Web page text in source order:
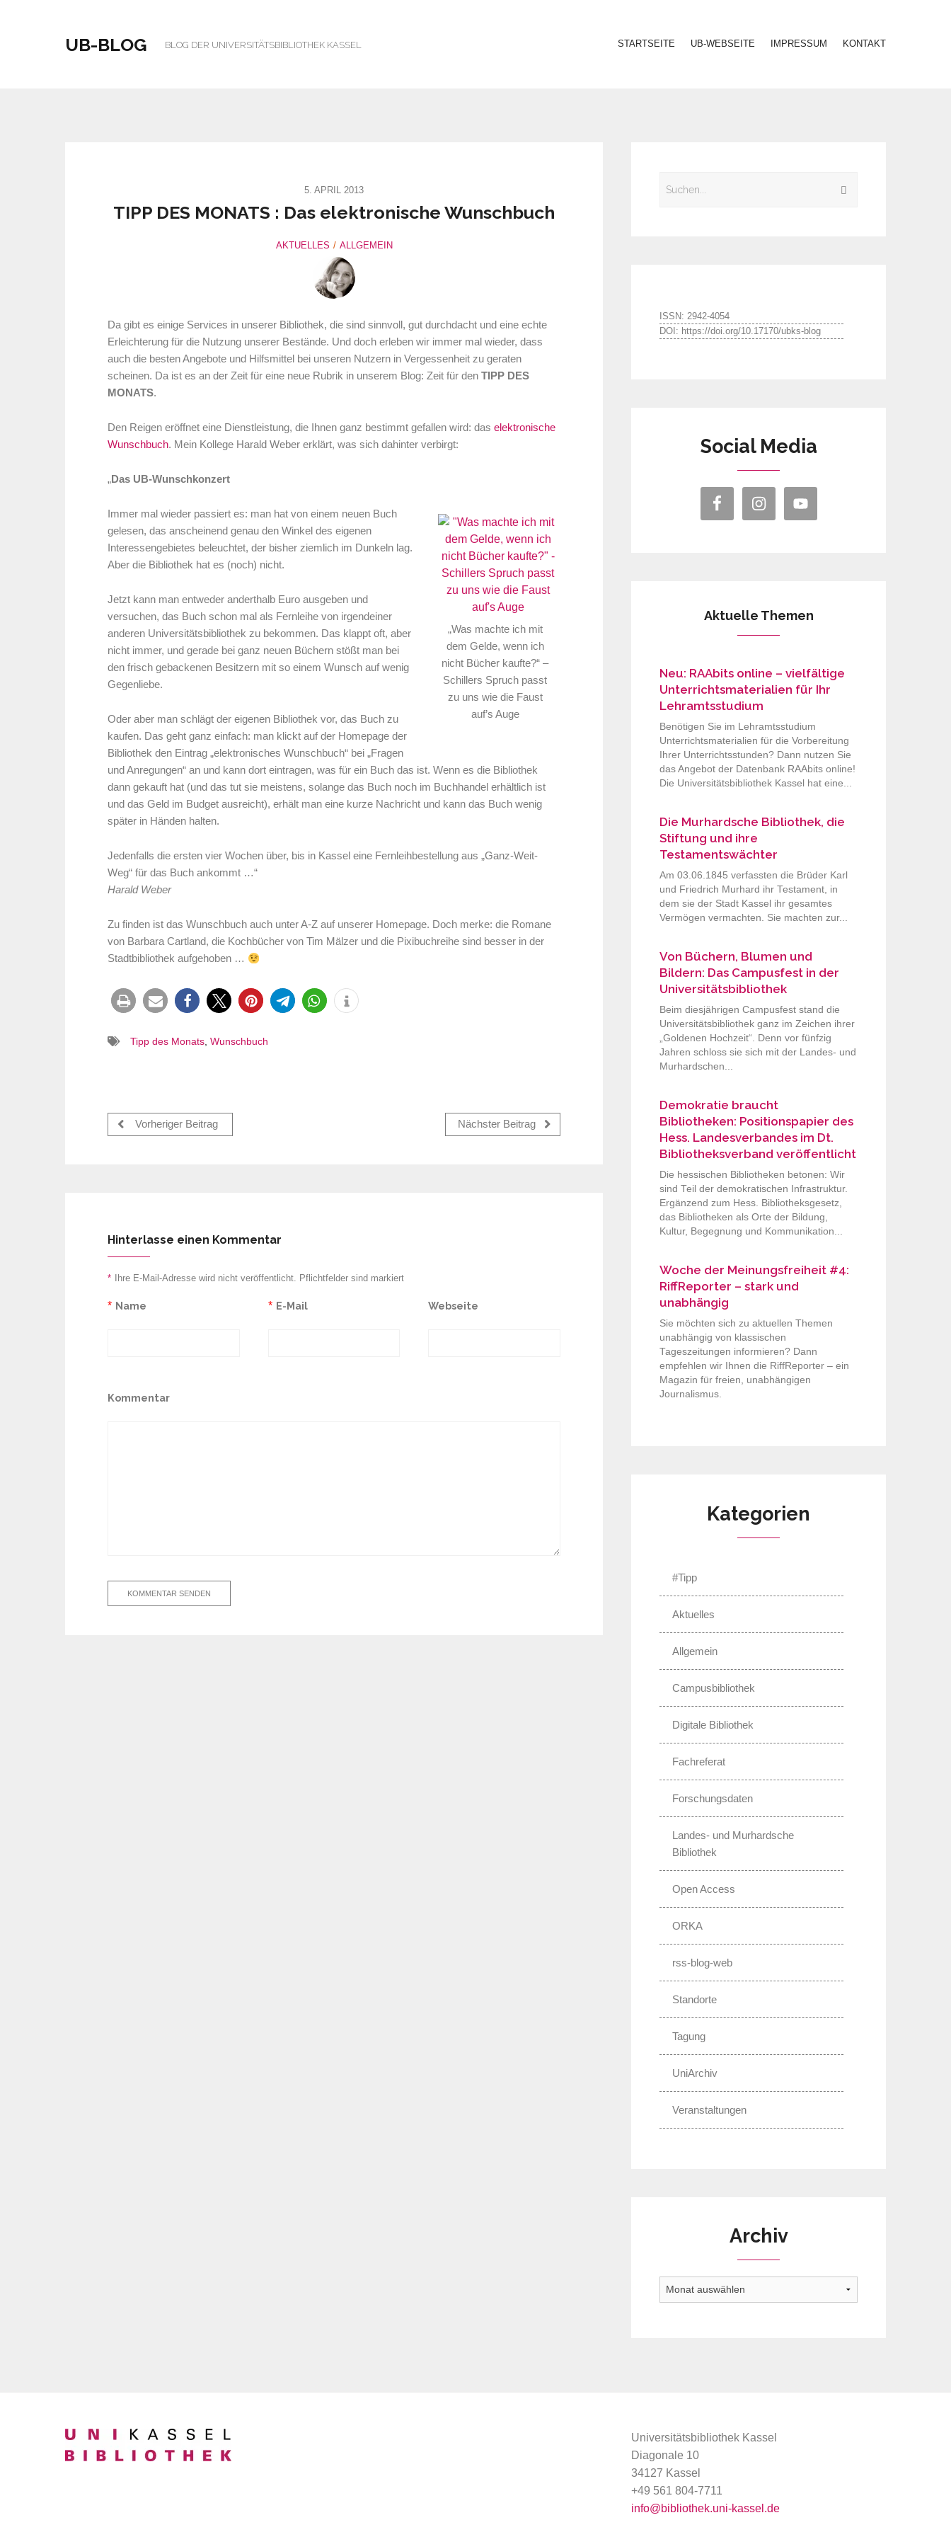
UB-BLOG BLOG DER UNIVERSITÄTSBIBLIOTHEK KASSEL STARTSEITE UB-WEBSEITE IMPRESSUM KONTAKT
5. APRIL 2013
TIPP DES MONATS : Das elektronische Wunschbuch
AKTUELLES ALLGEMEIN
Da gibt es einige Services in unserer Bibliothek, die sind sinnvoll, gut durchdacht und eine echte
Erleichterung für die Nutzung unserer Bestände. Und doch erleben wir immer mal wieder, dass
auch die besten Angebote und Hilfsmittel bei unseren Nutzern in Vergessenheit zu geraten
scheinen. Da ist es an der Zeit für eine neue Rubrik in unserem Blog: Zeit für den TIPP DES
MONATS.
Den Reigen eröffnet eine Dienstleistung, die Ihnen ganz bestimmt gefallen wird: das elektronische
Wunschbuch. Mein Kollege Harald Weber erklärt, was sich dahinter verbirgt:
„Das UB-Wunschkonzert
„Was machte ich mit
dem Gelde, wenn ich
nicht Bücher kaufte?“ –
Schillers Spruch passt
zu uns wie die Faust
auf’s Auge
Immer mal wieder passiert es: man hat von einem neuen Buch
gelesen, das anscheinend genau den Winkel des eigenen
Interessengebietes beleuchtet, der bisher ziemlich im Dunkeln lag.
Aber die Bibliothek hat es (noch) nicht.
Jetzt kann man entweder anderthalb Euro ausgeben und
versuchen, das Buch schon mal als Fernleihe von irgendeiner
anderen Universitätsbibliothek zu bekommen. Das klappt oft, aber
nicht immer, und gerade bei ganz neuen Büchern stößt man bei
den frisch gebackenen Besitzern mit so einem Wunsch auf wenig
Gegenliebe.
Oder aber man schlägt der eigenen Bibliothek vor, das Buch zu
kaufen. Das geht ganz einfach: man klickt auf der Homepage der
Bibliothek den Eintrag „elektronisches Wunschbuch“ bei „Fragen
und Anregungen“ an und kann dort eintragen, was für ein Buch das ist. Wenn es die Bibliothek
dann gekauft hat (und das tut sie meistens, solange das Buch noch im Buchhandel erhältlich ist
und das Geld im Budget ausreicht), erhält man eine kurze Nachricht und kann das Buch wenig
später in Händen halten.
Jedenfalls die ersten vier Wochen über, bis in Kassel eine Fernleihbestellung aus „Ganz-Weit-
Weg“ für das Buch ankommt …“
Harald Weber
Zu finden ist das Wunschbuch auch unter A-Z auf unserer Homepage. Doch merke: die Romane
von Barbara Cartland, die Kochbücher von Tim Mälzer und die Pixibuchreihe sind besser in der
Stadtbibliothek aufgehoben …
Tipp des Monats, Wunschbuch
Vorheriger Beitrag Nächster Beitrag
Hinterlasse einen Kommentar
Ihre E-Mail-Adresse wird nicht veröffentlicht. Pflichtfelder sind markiert
*
Name
* E-Mail
* Webseite
Kommentar
ISSN: 2942-4054
DOI: https://doi.org/10.17170/ubks-blog
Social Media
Aktuelle Themen
Neu: RAAbits online – vielfältige
Unterrichtsmaterialien für Ihr
Lehramtsstudium
Benötigen Sie im Lehramtsstudium
Unterrichtsmaterialien für die Vorbereitung
Ihrer Unterrichtsstunden? Dann nutzen Sie
das Angebot der Datenbank RAAbits online!
Die Universitätsbibliothek Kassel hat eine...
Die Murhardsche Bibliothek, die
Stiftung und ihre
Testamentswächter
Am 03.06.1845 verfassten die Brüder Karl
und Friedrich Murhard ihr Testament, in
dem sie der Stadt Kassel ihr gesamtes
Vermögen vermachten. Sie machten zur...
Von Büchern, Blumen und
Bildern: Das Campusfest in der
Universitätsbibliothek
Beim diesjährigen Campusfest stand die
Universitätsbibliothek ganz im Zeichen ihrer
„Goldenen Hochzeit“. Denn vor fünfzig
Jahren schloss sie sich mit der Landes- und
Murhardschen...
Demokratie braucht
Bibliotheken: Positionspapier des
Hess. Landesverbandes im Dt.
Bibliotheksverband veröffentlicht
Die hessischen Bibliotheken betonen: Wir
sind Teil der demokratischen Infrastruktur.
Ergänzend zum Hess. Bibliotheksgesetz,
das Bibliotheken als Orte der Bildung,
Kultur, Begegnung und Kommunikation...
Woche der Meinungsfreiheit #4:
RiffReporter – stark und
unabhängig
Sie möchten sich zu aktuellen Themen
unabhängig von klassischen
Tageszeitungen informieren? Dann
empfehlen wir Ihnen die RiffReporter – ein
Magazin für freien, unabhängigen
Journalismus.
Kategorien
#Tipp
Aktuelles
Allgemein
Campusbibliothek
Digitale Bibliothek
Fachreferat
Forschungsdaten
Landes- und Murhardsche
Bibliothek
Open Access
ORKA
rss-blog-web
Standorte
Tagung
UniArchiv
Veranstaltungen
Archiv
Archiv
Universitätsbibliothek Kassel
Diagonale 10
34127 Kassel
+49 561 804-7711
info@bibliothek.uni-kassel.de